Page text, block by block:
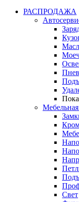
РАСПРОДАЖА
Свет